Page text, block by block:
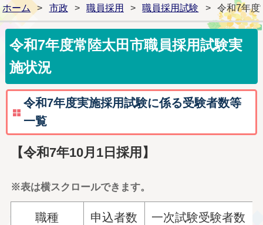
ホーム > 市政 > 職員採用 > 職員採用試験 > 令和7年度
令和7年度常陸太田市職員採用試験実
施状況
令和7年度実施採用試験に係る受験者数等
一覧
【令和7年10月1日採用】
※表は横スクロールできます。
職種 申込者数 一次試験受験者数